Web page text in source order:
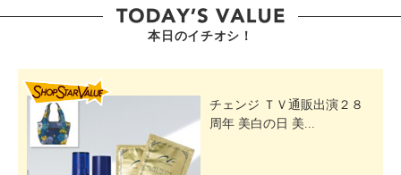
本日のイチオシ！
チェンジ ＴＶ通販出演２８
周年 美白の日 美...